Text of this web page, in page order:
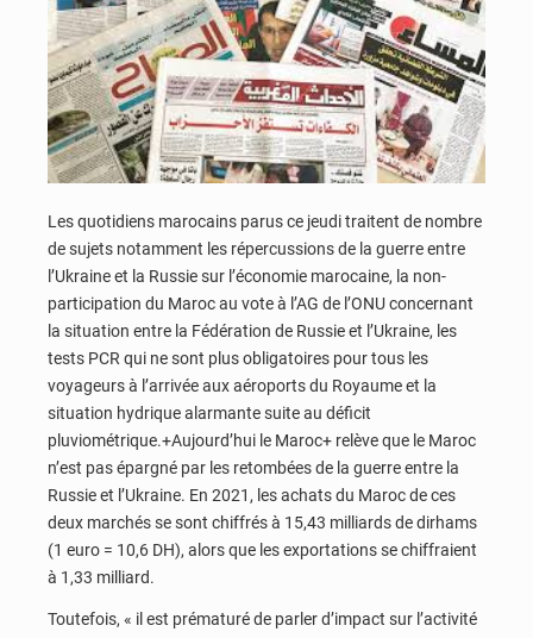
Les quotidiens marocains parus ce jeudi traitent de nombre
de sujets notamment les répercussions de la guerre entre
l’Ukraine et la Russie sur l’économie marocaine, la non-
participation du Maroc au vote à l’AG de l’ONU concernant
la situation entre la Fédération de Russie et l’Ukraine, les
tests PCR qui ne sont plus obligatoires pour tous les
voyageurs à l’arrivée aux aéroports du Royaume et la
situation hydrique alarmante suite au déficit
pluviométrique.+Aujourd’hui le Maroc+ relève que le Maroc
n’est pas épargné par les retombées de la guerre entre la
Russie et l’Ukraine. En 2021, les achats du Maroc de ces
deux marchés se sont chiffrés à 15,43 milliards de dirhams
(1 euro = 10,6 DH), alors que les exportations se chiffraient
à 1,33 milliard.
Toutefois, « il est prématuré de parler d’impact sur l’activité